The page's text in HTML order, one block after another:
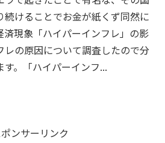
続けることでお金が紙くず同然に
済現象「ハイパーインフレ」の影
レの原因について調査したので分
。「ハイパーインフ...
ンサーリンク